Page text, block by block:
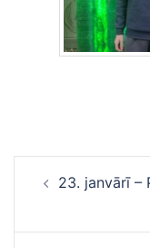
navigācija
23. janvārī –